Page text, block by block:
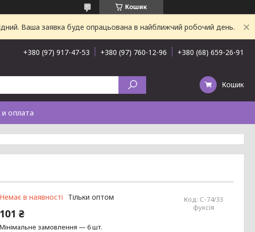
Кошик
Ваша заявка буде опрацьована в найближчий робочий день.
+380 (97) 917-47-53 +380 (97) 760-12-96 +380 (68) 659-26-91
Кошик
оплата
Немає в наявності Тільки оптом Код: С-74/33
фуксія
101 ₴
Мінімальне замовлення — 6 шт.